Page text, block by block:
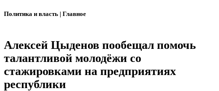
Политика и власть | Главное
Алексей Цыденов пообещал помочь
талантливой молодёжи со
стажировками на предприятиях
республики